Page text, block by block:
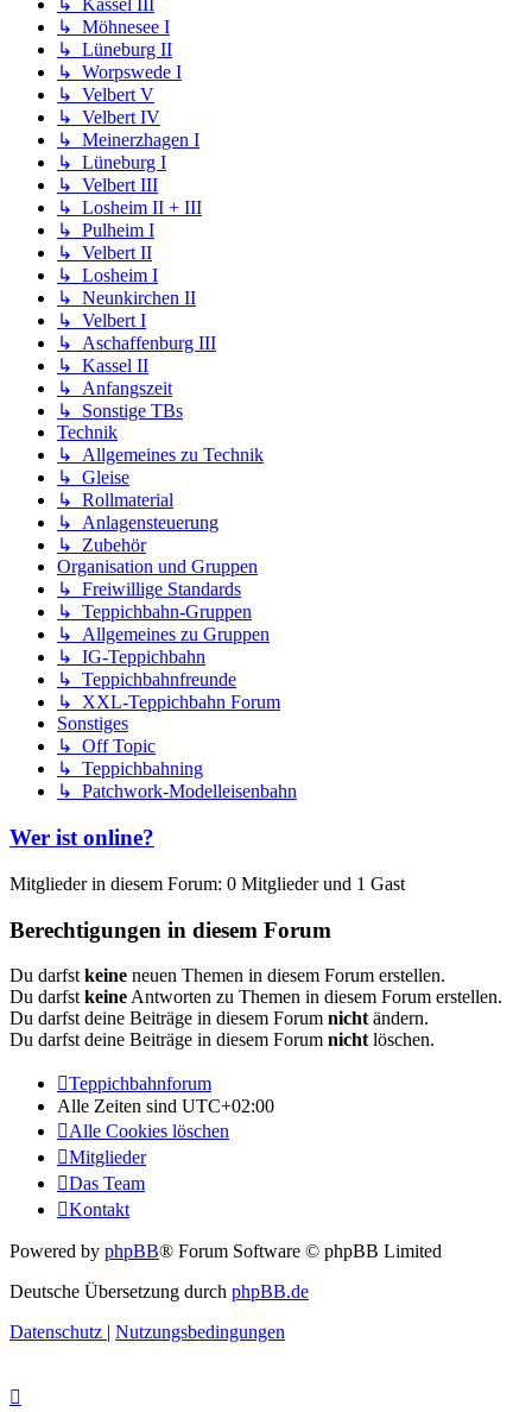
↳ Kassel III
↳ Möhnesee I
↳ Lüneburg II
↳ Worpswede I
↳ Velbert V
↳ Velbert IV
↳ Meinerzhagen I
↳ Lüneburg I
↳ Velbert III
↳ Losheim II + III
↳ Pulheim I
↳ Velbert II
↳ Losheim I
↳ Neunkirchen II
↳ Velbert I
↳ Aschaffenburg III
↳ Kassel II
↳ Anfangszeit
↳ Sonstige TBs
Technik
↳ Allgemeines zu Technik
↳ Gleise
↳ Rollmaterial
↳ Anlagensteuerung
↳ Zubehör
Organisation und Gruppen
↳ Freiwillige Standards
↳ Teppichbahn-Gruppen
↳ Allgemeines zu Gruppen
↳ IG-Teppichbahn
↳ Teppichbahnfreunde
↳ XXL-Teppichbahn Forum
Sonstiges
↳ Off Topic
↳ Teppichbahning
↳ Patchwork-Modelleisenbahn
Wer ist online?
Mitglieder in diesem Forum: 0 Mitglieder und 1 Gast
Berechtigungen in diesem Forum
Du darfst keine neuen Themen in diesem Forum erstellen.
Du darfst keine Antworten zu Themen in diesem Forum erstellen.
Du darfst deine Beiträge in diesem Forum nicht ändern.
Du darfst deine Beiträge in diesem Forum nicht löschen.
Teppichbahnforum
Alle Zeiten sind UTC+02:00
Alle Cookies löschen
Mitglieder
Das Team
Kontakt
Powered by phpBB® Forum Software © phpBB Limited
Deutsche Übersetzung durch phpBB.de
Datenschutz | Nutzungsbedingungen